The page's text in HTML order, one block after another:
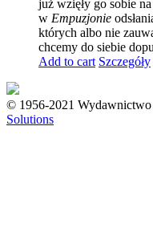
już wzięły go sobie
w Empuzjonie
których albo nie
chcemy do siebie
Add to cart Szczegóły
© 1956-2021 Wydawnictwo
Solutions